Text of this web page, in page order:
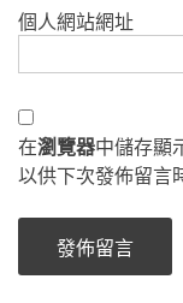
個人網站網址
在瀏覽器中儲存顯
以供下次發佈留言